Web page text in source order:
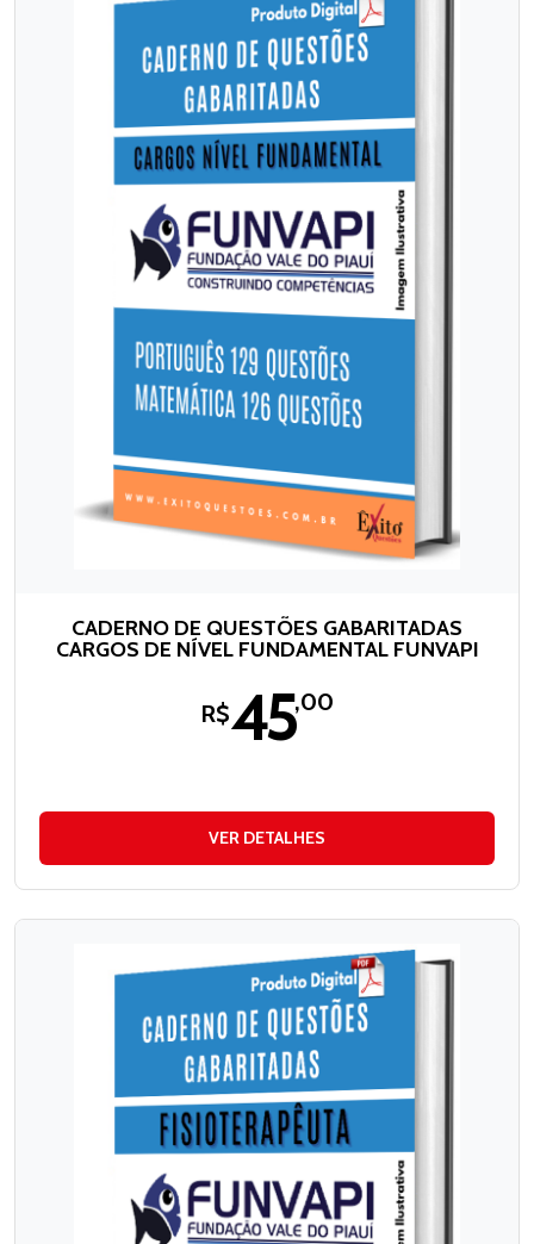
CADERNO DE QUESTÕES GABARITADAS
CARGOS DE NÍVEL FUNDAMENTAL FUNVAPI
R$45,00
VER DETALHES